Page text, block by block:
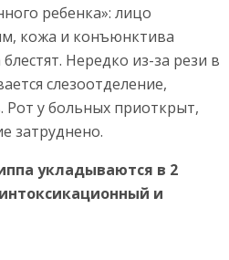
ребенка»: лицо
кожа и конъюнктива
Нередко из-за рези в
слезоотделение,
Рот у больных приоткрыт,
затруднено.
укладываются в 2
и